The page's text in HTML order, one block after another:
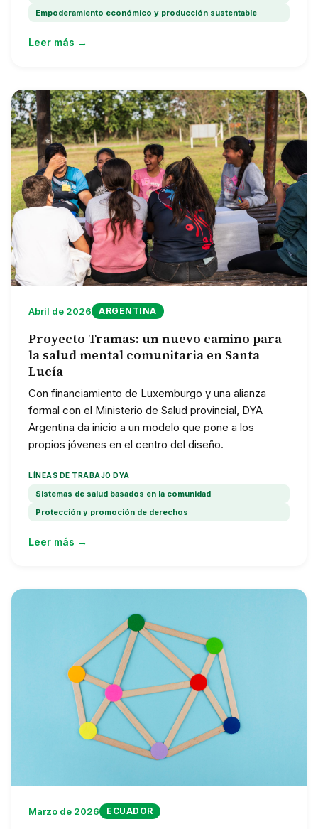
Empoderamiento económico y producción sustentable
Leer más →
Abril de 2026 ARGENTINA
Proyecto Tramas: un nuevo camino para
la salud mental comunitaria en Santa
Lucía
Con financiamiento de Luxemburgo y una alianza
formal con el Ministerio de Salud provincial, DYA
Argentina da inicio a un modelo que pone a los
propios jóvenes en el centro del diseño.
LÍNEAS DE TRABAJO DYA
Sistemas de salud basados en la comunidad
Protección y promoción de derechos
Leer más →
Marzo de 2026 ECUADOR